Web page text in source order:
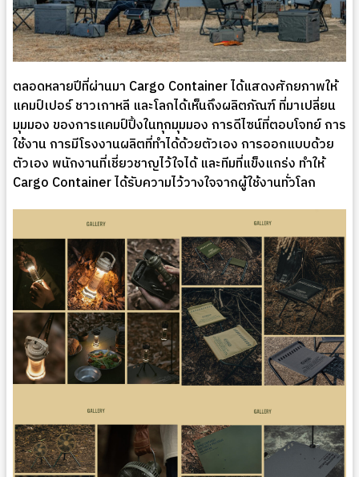
ตลอดหลายปีที่ผ่านมา Cargo Container ได้แสดงศักยภาพให้
แคมป์เปอร์ ชาวเกาหลี และโลกได้เห็นถึงผลิตภัณฑ์ ที่มาเปลี่ยน
มุมมอง ของการแคมป์ปิ้งในทุกมุมมอง การดีไซน์ที่ตอบโจทย์ การ
ใช้งาน การมีโรงงานผลิตที่ทำได้ด้วยตัวเอง การออกแบบด้วย
ตัวเอง พนักงานที่เชี่ยวชาญไว้ใจได้ และทีมที่แข็งแกร่ง ทำให้
Cargo Container ได้รับความไว้วางใจจากผู้ใช้งานทั่วโลก